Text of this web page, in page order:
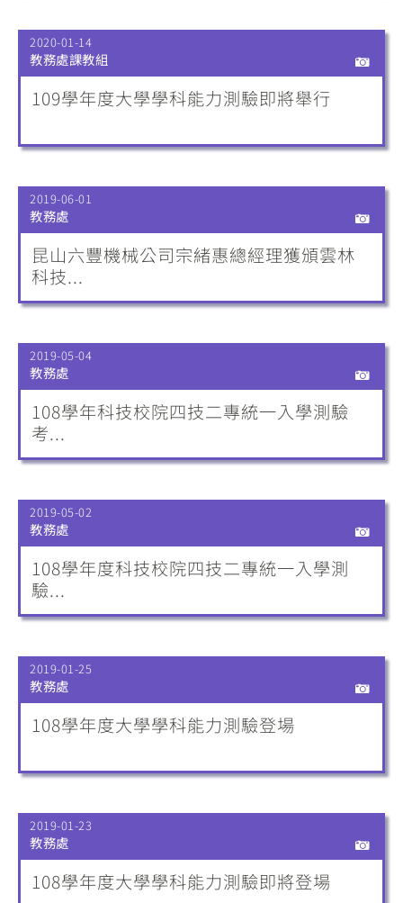
2020-01-14
教務處課教組
109學年度大學學科能力測驗即將舉行
2019-06-01
教務處
昆山六豐機械公司宗緒惠總經理獲頒雲林
科技...
2019-05-04
教務處
108學年科技校院四技二專統一入學測驗
考...
2019-05-02
教務處
108學年度科技校院四技二專統一入學測
驗...
2019-01-25
教務處
108學年度大學學科能力測驗登場
2019-01-23
教務處
108學年度大學學科能力測驗即將登場